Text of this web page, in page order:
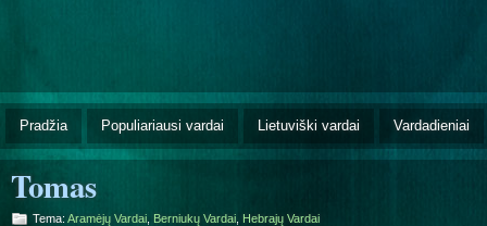
Pradžia Populiariausi vardai Lietuviški vardai Vardadieniai
Tomas
Tema: Aramėjų Vardai Berniukų Vardai Hebrajų Vardai